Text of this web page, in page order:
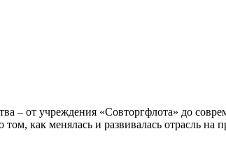
– от учреждения «Совторгфлота» до
как менялась и развивалась отрасль на